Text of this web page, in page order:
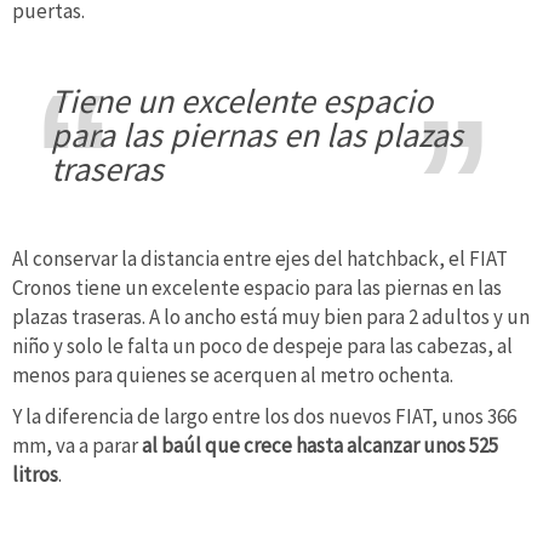
puertas.
tiene un excelente espacio
para las piernas en las plazas
traseras
Al conservar la distancia entre ejes del hatchback, el FIAT
Cronos tiene un excelente espacio para las piernas en las
plazas traseras. A lo ancho está muy bien para 2 adultos y un
niño y solo le falta un poco de despeje para las cabezas, al
menos para quienes se acerquen al metro ochenta.
Y la diferencia de largo entre los dos nuevos FIAT, unos 366
mm, va a pararal baúl que crece hasta alcanzar unos 525
litros.